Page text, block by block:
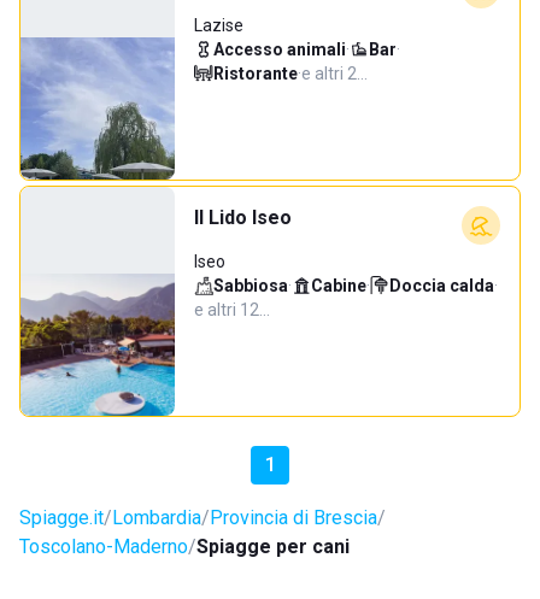
Lazise
Accesso animali· Bar·
Ristorante·e altri 2…
Il Lido Iseo
Iseo
Sabbiosa· Cabine· Doccia calda·
e altri 12…
1
Spiagge.it Lombardia Provincia di Brescia
Toscolano-Maderno Spiagge per cani